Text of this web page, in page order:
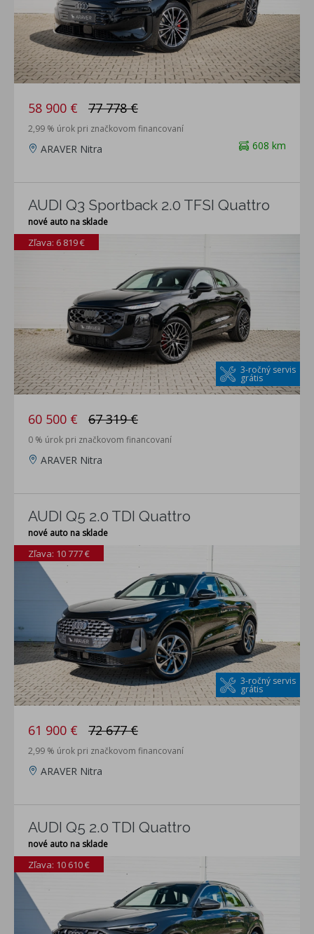
58 900 € 77 778 €
2,99 % úrok pri značkovom financovaní
608 km
ARAVER Nitra
AUDI Q3 Sportback 2.0 TFSI Quattro
nové auto na sklade
3-ročný servis
grátis
Zľava: 6 819 €
60 500 € 67 319 €
0 % úrok pri značkovom financovaní
ARAVER Nitra
AUDI Q5 2.0 TDI Quattro
nové auto na sklade
3-ročný servis
grátis
Zľava: 10 777 €
61 900 € 72 677 €
2,99 % úrok pri značkovom financovaní
ARAVER Nitra
AUDI Q5 2.0 TDI Quattro
nové auto na sklade
Zľava: 10 610 €